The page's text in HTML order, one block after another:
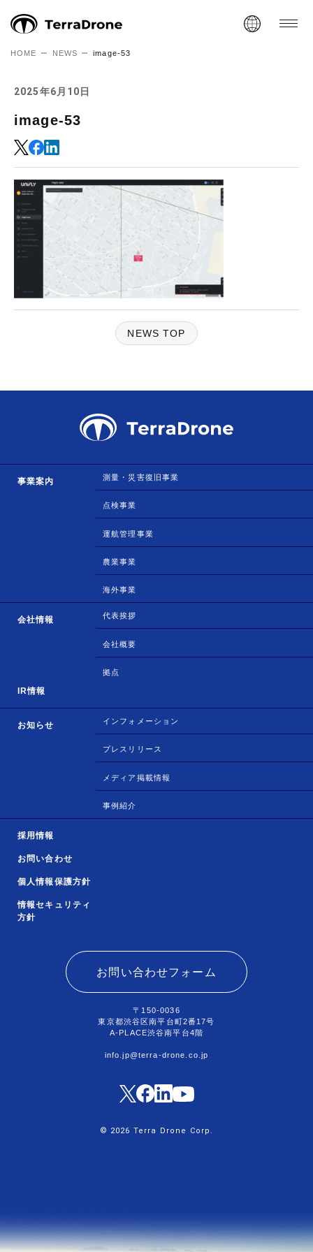
HOME NEWS image-53
2025年6月10日
image-53
NEWS TOP
事業案内 測量・災害復旧事業
点検事業
運航管理事業
農業事業
海外事業
会社情報 代表挨拶
会社概要
拠点
IR情報
お知らせ インフォメーション
プレスリリース
メディア掲載情報
事例紹介
採用情報
お問い合わせ
個人情報保護方針
情報セキュリティ
方針
お問い合わせフォーム
〒150-0036
東京都渋谷区南平台町2番17号
A-PLACE渋谷南平台4階
info.jp@terra-drone.co.jp
© 2026 Terra Drone Corp.